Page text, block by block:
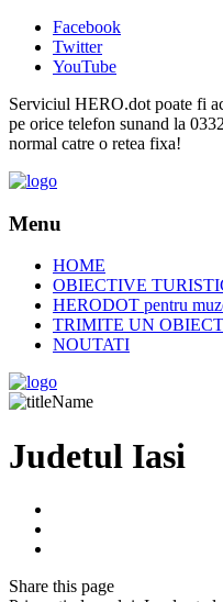
Facebook
Twitter
YouTube
Serviciul HERO.dot poate fi
pe orice telefon sunand la
normal catre o retea fixa!
Menu
HOME
OBIECTIVE
HERODOT pentru
TRIMITE UN
NOUTATI
Judetul Iasi
Share this page